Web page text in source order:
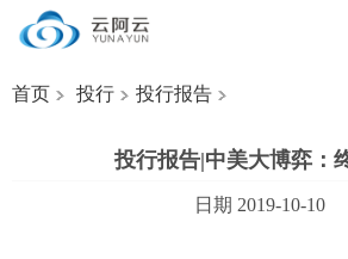
首页 投行 投行报告
投行报告|中美大博弈：
日期 2019-10-10